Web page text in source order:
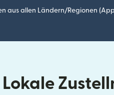
aus allen Ländern/Regionen
Lokale